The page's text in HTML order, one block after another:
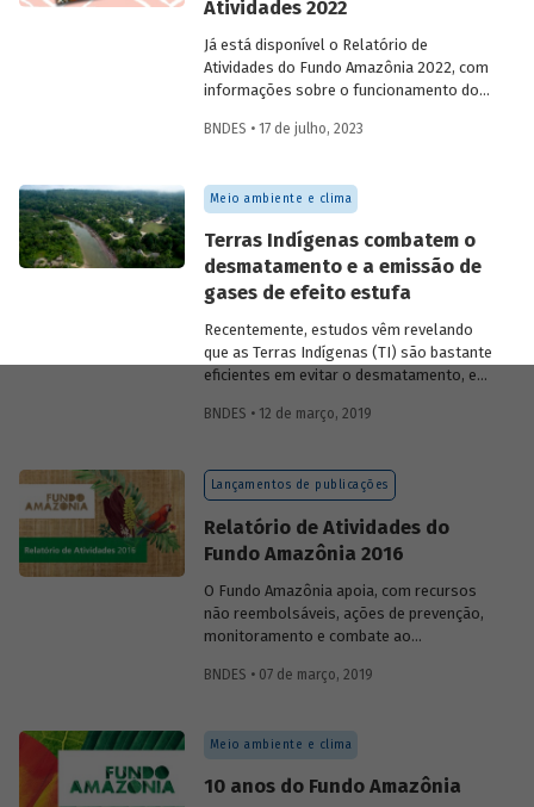
Atividades 2022
Já está disponível o Relatório de
Atividades do Fundo Amazônia 2022, com
informações sobre o funcionamento do
recursos, monitoramento e avaliação de
andamento.
BNDES • 17 de julho, 2023
Meio ambiente e clima
Terras Indígenas combatem o
desmatamento e a emissão de
gases de efeito estufa
Recentemente, estudos vêm revelando
que as Terras Indígenas (TI) são bastante
eficientes em evitar o desmatamento, e
de efeito estufa. Isso é especialmente
dos impactos da mudança do clima, como
o aquecimento global.
BNDES • 12 de março, 2019
Lançamentos de publicações
Relatório de Atividades do
Fundo Amazônia 2016
O Fundo Amazônia apoia, com recursos
não reembolsáveis, ações de prevenção,
monitoramento e combate ao
buscam a conservação e o uso
seus recursos no apoio ao
desenvolvimento de sistemas de
monitoramento e de controle do
BNDES • 07 de março, 2019
Meio ambiente e clima
10 anos do Fundo Amazônia